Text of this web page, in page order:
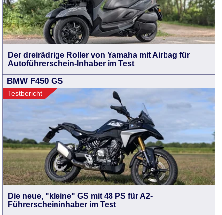
Der dreirädrige Roller von Yamaha mit Airbag für
Autoführerschein-Inhaber im Test
BMW F450 GS
Testbericht
Die neue, "kleine" GS mit 48 PS für A2-
Führerscheininhaber im Test